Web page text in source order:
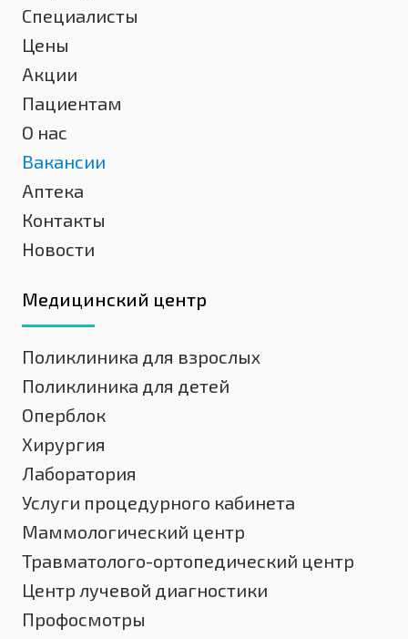
Специалисты
Цены
Акции
Пациентам
О нас
Вакансии
Аптека
Контакты
Новости
Медицинский центр
Поликлиника для взрослых
Поликлиника для детей
Оперблок
Хирургия
Лаборатория
Услуги процедурного кабинета
Маммологический центр
Травматолого-ортопедический центр
Центр лучевой диагностики
Профосмотры